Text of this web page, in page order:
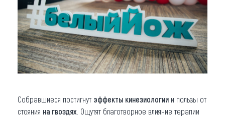
Собравшиеся постигнут эффекты кинезиологии и пользы от
стояния на гвоздях . Ощутят благотворное влияние терапии